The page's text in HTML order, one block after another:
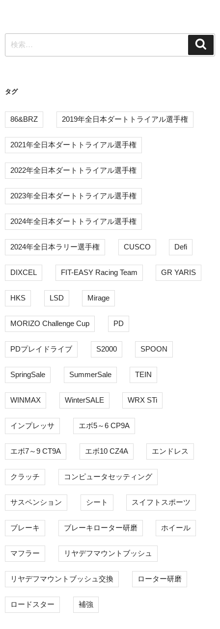
シ
ョ
索:
タグ
86&BRZ 2019年全日本ダートトライアル選手権
2021年全日本ダートトライアル選手権
2022年全日本ダートトライアル選手権
2023年全日本ダートトライアル選手権
2024年全日本ダートトライアル選手権
2024年全日本ラリー選手権 CUSCO Defi
DIXCEL FIT-EASY Racing Team GR YARIS
HKS LSD Mirage
MORIZO Challenge Cup PD
PDプレイドライブ S2000 SPOON
SpringSale SummerSale TEIN
WINMAX WinterSALE WRX STi
インプレッサ エボ5～6 CP9A
エボ7～9 CT9A エボ10 CZ4A エンドレス
クラッチ コンピュータセッティング
サスペンション シート スイフトスポーツ
ブレーキ ブレーキローター研磨 ホイール
マフラー リヤデフマウントブッシュ
リヤデフマウントブッシュ交換 ローター研磨
ロードスター 補強